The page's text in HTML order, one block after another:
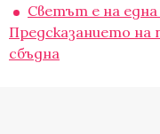
Светът е на
Предсказанието на
сбъдна